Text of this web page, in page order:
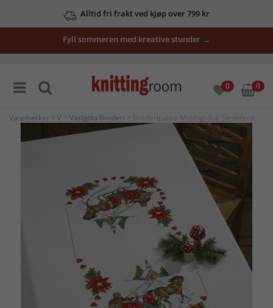
Alltid fri frakt ved kjøp over 799 kr
Fyll sommeren med kreative stunder →
0 0
Varemerker V Västgöta Broderi > Broderipakke Middagsduk Sledeferd